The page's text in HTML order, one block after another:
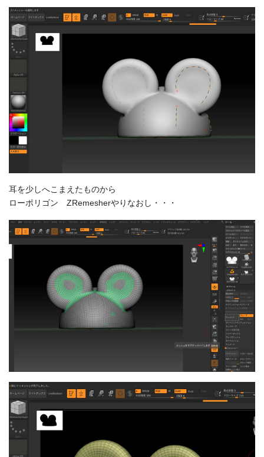
耳を少しへこまえたものから
ローポリゴン ZRemesherやりなおし・・・